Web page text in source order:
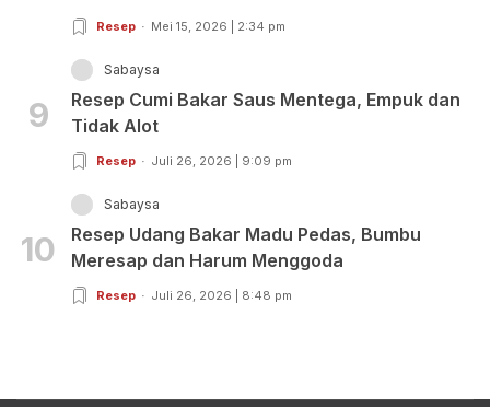
Resep Mei 15, 2026 | 2:34 pm
9
Sabaysa
Resep Cumi Bakar Saus Mentega, Empuk dan
Tidak Alot
Resep Juli 26, 2026 | 9:09 pm
10
Sabaysa
Resep Udang Bakar Madu Pedas, Bumbu
Meresap dan Harum Menggoda
Resep Juli 26, 2026 | 8:48 pm